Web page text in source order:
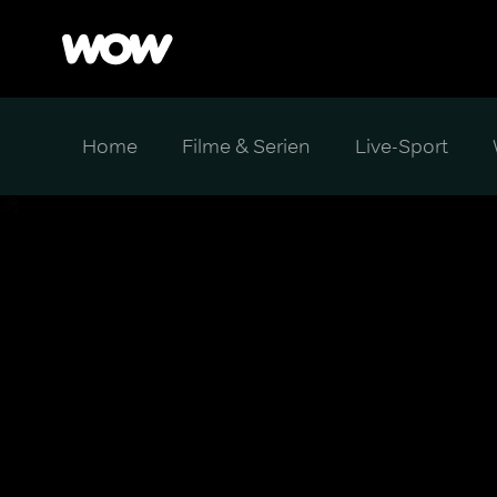
Home Filme & Serien Live-Sport